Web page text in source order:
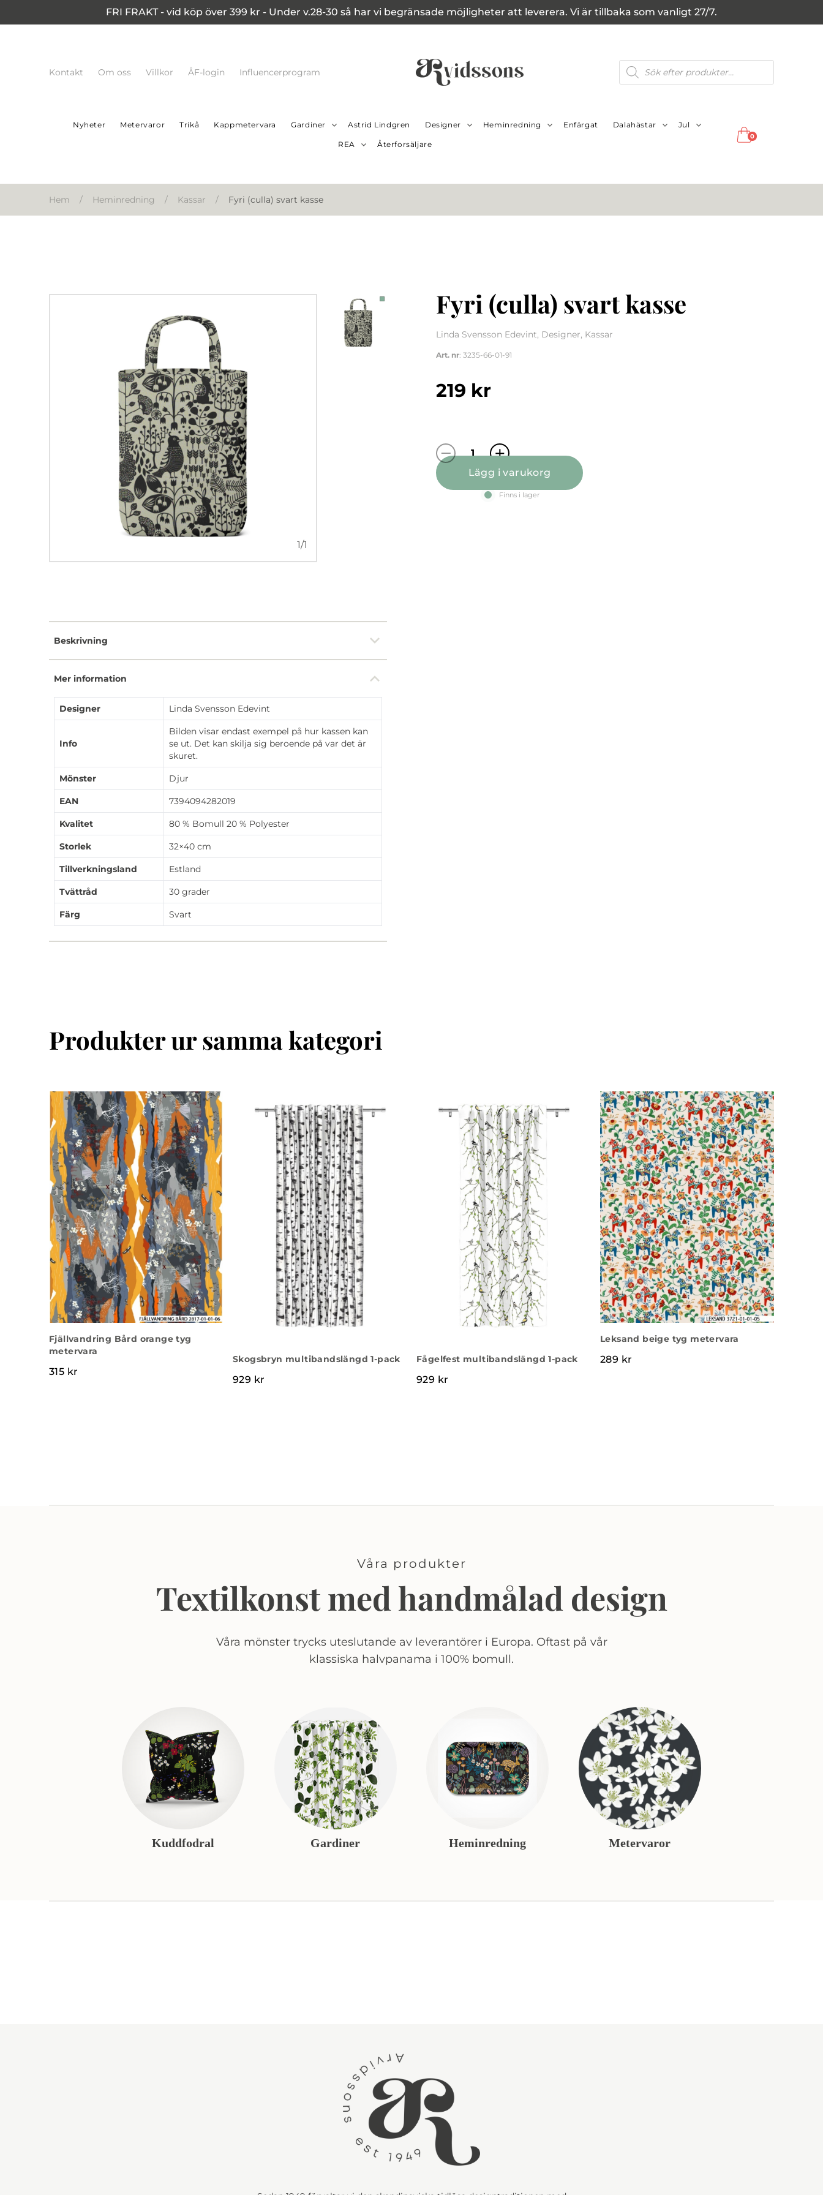
FRI FRAKT - vid köp över 399 kr - Under v.28-30 så har vi begränsade möjligheter att leverera. Vi är tillbaka som vanligt 27/7.
Kontakt Om oss Villkor ÅF-login Influencerprogram
Produktsökning
Nyheter Metervaror Trikå Kappmetervara Gardiner Astrid Lindgren Designer Heminredning Enfärgat Dalahästar Jul
REA Återforsäljare
0
Hem / Heminredning / Kassar / Fyri (culla) svart kasse
1/1
Fyri (culla) svart kasse
Linda Svensson Edevint, Designer, Kassar
Art. nr: 3235-66-01-91
219 kr
Fyri (culla) svart kasse mängd
Lägg i varukorg
Finns i lager
Beskrivning
Mer information
Designer Linda Svensson Edevint
Info
Bilden visar endast exempel på hur kassen kan
se ut. Det kan skilja sig beroende på var det är
skuret.
Mönster Djur
EAN 7394094282019
Kvalitet 80 % Bomull 20 % Polyester
Storlek 32×40 cm
Tillverkningsland Estland
Tvättråd 30 grader
Färg Svart
Produkter ur samma kategori
Fjällvandring Bård orange tyg
metervara
315 kr
Skogsbryn multibandslängd 1-pack
929 kr
Fågelfest multibandslängd 1-pack
929 kr
Leksand beige tyg metervara
289 kr
Våra produkter
Textilkonst med handmålad design
Våra mönster trycks uteslutande av leverantörer i Europa. Oftast på vår
klassiska halvpanama i 100% bomull.
Kuddfodral Gardiner Heminredning Metervaror